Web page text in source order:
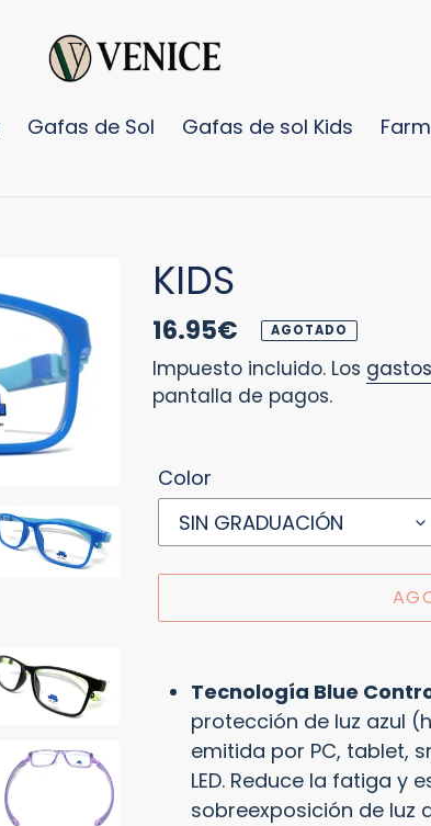
Gafas de Sol Gafas de sol Kids
KIDS
Precio
habitual
16.95€ AGOTADO
Impuesto incluido. Los
pantalla de pagos.
Color
producto
carrito
Tecnología Blue
protección de luz azul
emitida por PC, tablet,
LED. Reduce la fatiga y
sobreexposición de luz